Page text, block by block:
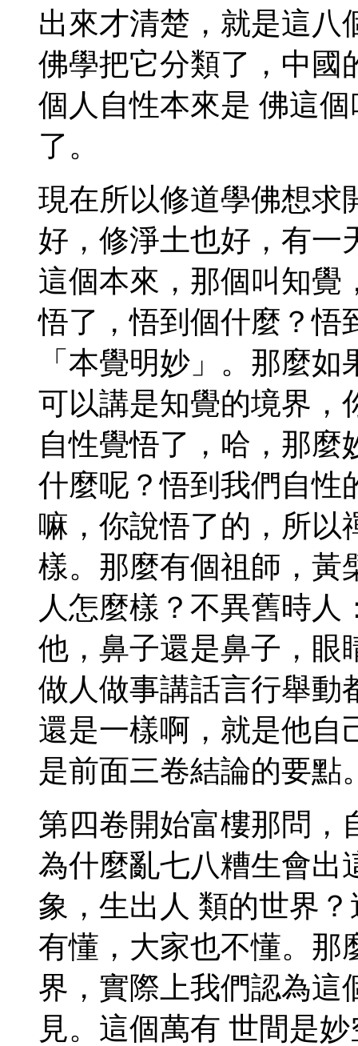
出來才清楚，就是這八
佛學把它分類了，中國
個人自性本來是 佛這
了。
現在所以修道學佛想求
好，修淨土也好，有一
這個本來，那個叫知覺
悟了，悟到個什麼？悟
「本覺明妙」。那麼
可以講是知覺的境界，
自性覺悟了，哈，那麼
什麼呢？悟到我們自性
嘛，你說悟了的，所以
樣。那麼有個祖師，黃
人怎麼樣？不異舊時
他，鼻子還是鼻子，眼
做人做事講話言行舉動
還是一樣啊，就是他自
是前面三卷結論的要點
第四卷開始富樓那問，
為什麼亂七八糟生會出
象，生出人 類的世界
有懂，大家也不懂。那
界，實際上我們認為這
見。這個萬有 世間是